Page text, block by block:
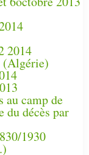
2014
(Algérie)
au camp de
du décès par
1930